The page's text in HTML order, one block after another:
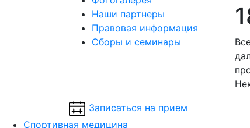
Наши партнеры
Правовая информация
Сборы и семинары
Записаться на прием
Спортивная медицина